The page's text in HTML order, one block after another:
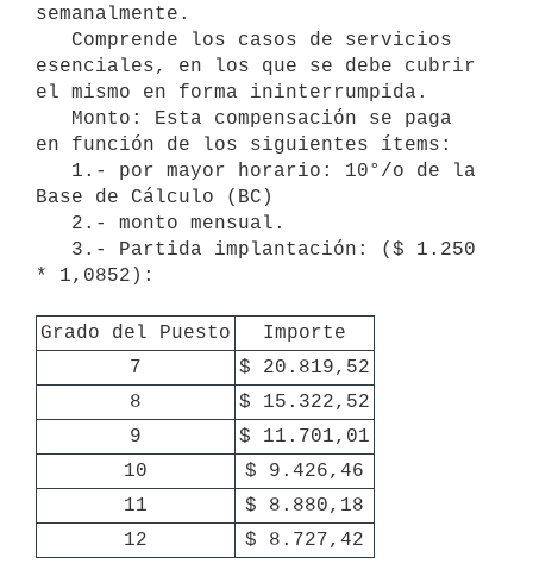
semanalmente.
esenciales, en los que se debe cubrir
el mismo en forma ininterrumpida.
en función de los siguientes ítems:
Base de Cálculo (BC)
* 1,0852):
Grado del Puesto
Importe
7
$ 20.819,52
8
$ 15.322,52
9
$ 11.701,01
10
$ 9.426,46
11
$ 8.880,18
12
$ 8.727,42